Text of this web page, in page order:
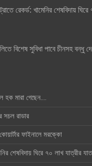
রেকর্ড: খামেনির শেষবিদায়
বিশেষ সুবিধা পাবে চীনসহ বন্ধু
মারা গেছেন….
সচল রাডার
ফাইনালে মরক্কো
শেষবিদায় ঘিরে ৭০ লাখ যাত্রীর